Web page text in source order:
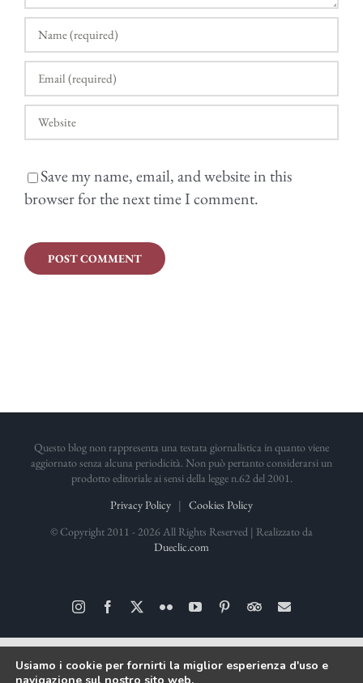
Save my name, email, and website in this
browser for the next time I comment.
Questo blog non rappresenta una testata giornalistica in quanto viene
aggiornato senza alcuna periodicità. Non può pertanto considerarsi un
prodotto editoriale ai sensi della legge n.62 del 2001.
Privacy Policy | Cookies Policy
© Copyright 2011 - 2026 All Rights Reserved | Realizzato da
Dueclic.com
InstagramFacebook FlickrYouTubePinterestTripAdvisor
Email
Usiamo i cookie per fornirti la miglior esperienza d'uso e